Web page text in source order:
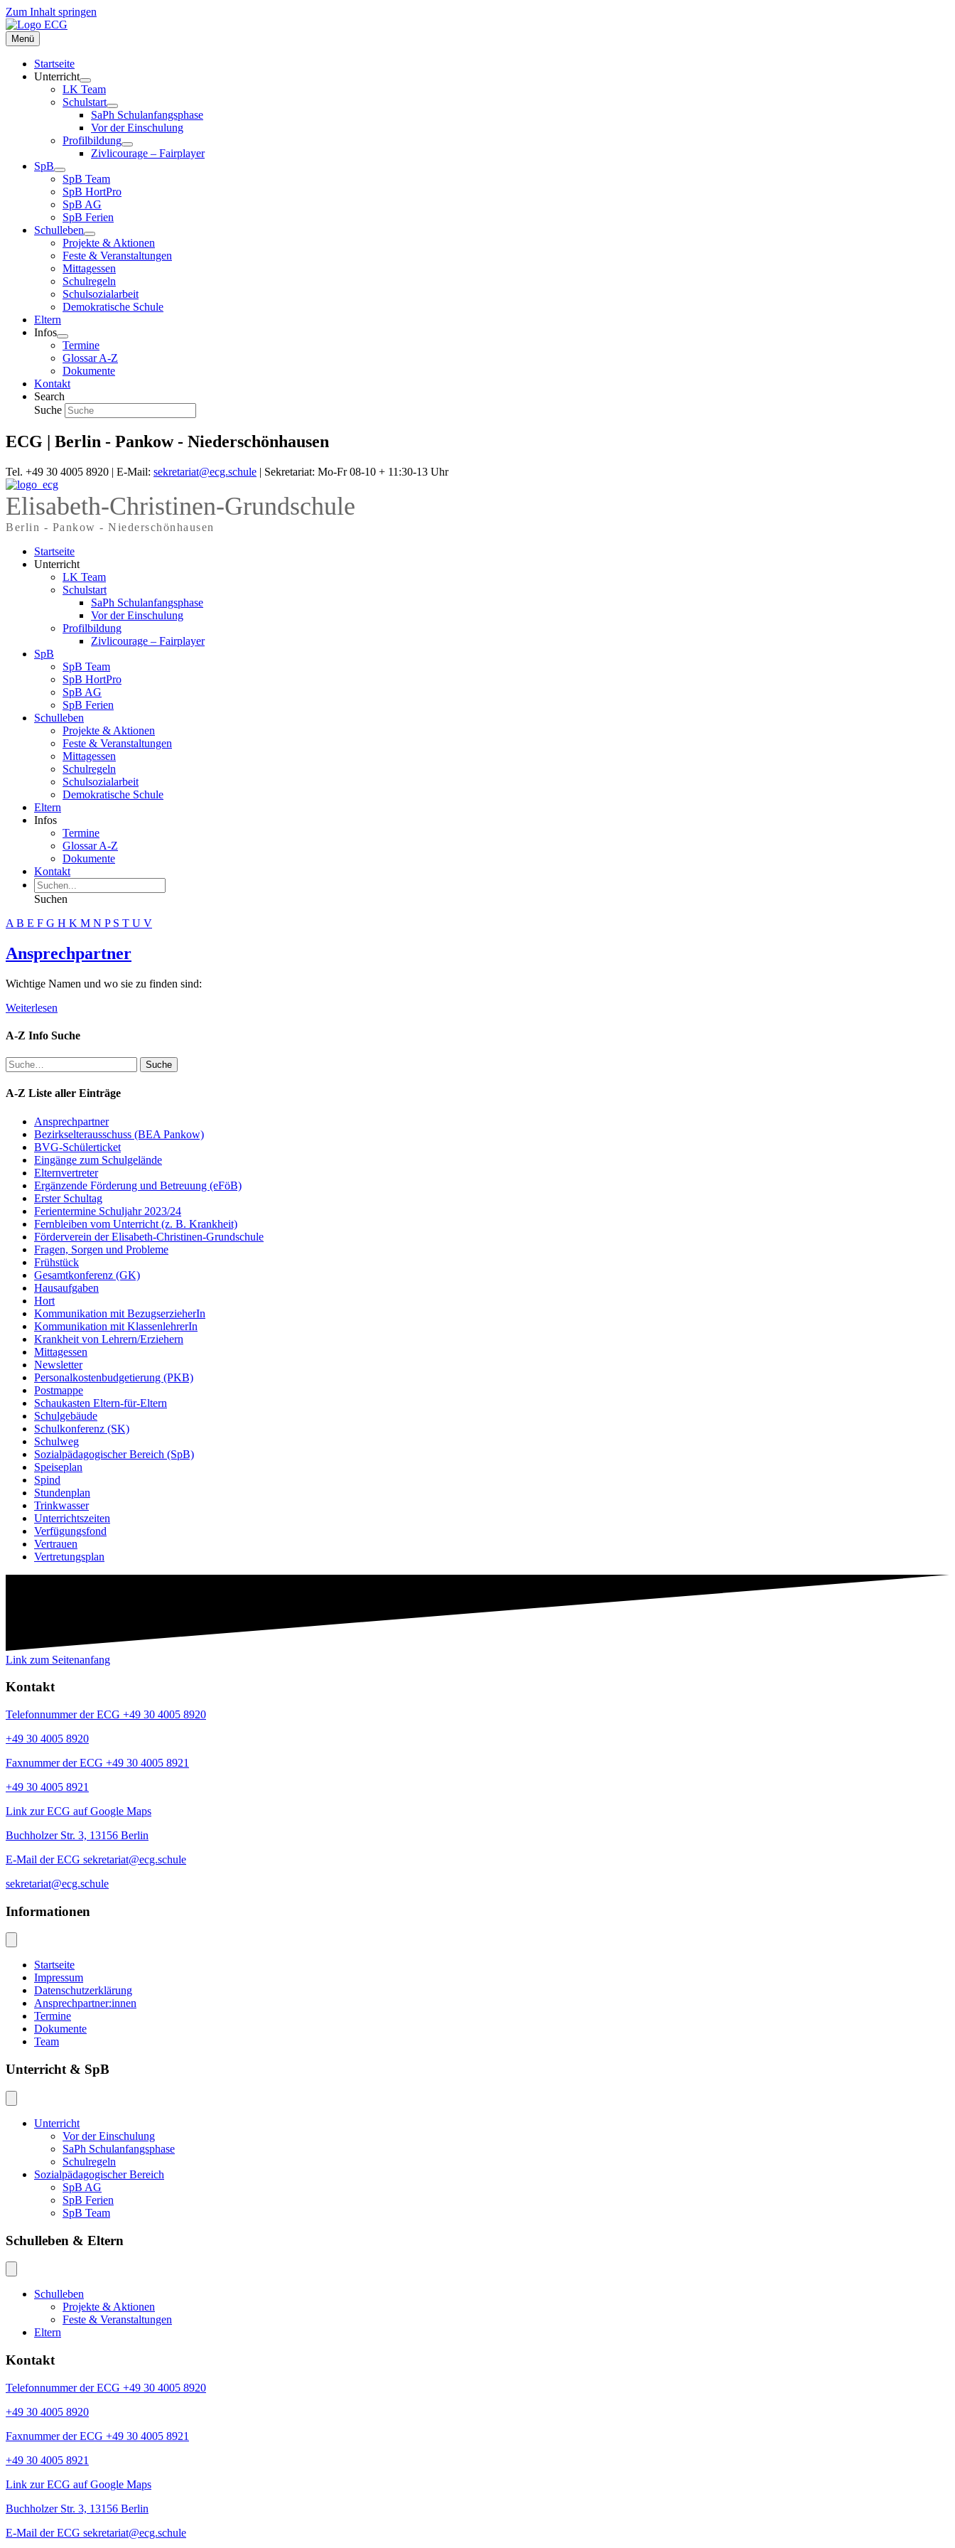
Zum Inhalt springen
Menü
Startseite
Unterricht
LK Team
Schulstart
SaPh Schulanfangsphase
Vor der Einschulung
Profilbildung
Zivlicourage – Fairplayer
SpB
SpB Team
SpB HortPro
SpB AG
SpB Ferien
Schulleben
Projekte & Aktionen
Feste & Veranstaltungen
Mittagessen
Schulregeln
Schulsozialarbeit
Demokratische Schule
Eltern
Infos
Termine
Glossar A-Z
Dokumente
Kontakt
Search
Suche
ECG | Berlin - Pankow - Niederschönhausen
Tel. +49 30 4005 8920 | E-Mail: sekretariat@ecg.schule | Sekretariat: Mo-Fr 08-10 + 11:30-13 Uhr
Elisabeth-Christinen-Grundschule
Berlin - Pankow - Niederschönhausen
Startseite
Unterricht
LK Team
Schulstart
SaPh Schulanfangsphase
Vor der Einschulung
Profilbildung
Zivlicourage – Fairplayer
SpB
SpB Team
SpB HortPro
SpB AG
SpB Ferien
Schulleben
Projekte & Aktionen
Feste & Veranstaltungen
Mittagessen
Schulregeln
Schulsozialarbeit
Demokratische Schule
Eltern
Infos
Termine
Glossar A-Z
Dokumente
Kontakt
Suchen
A B E F G H K M N P S T U V
Ansprechpartner
Wichtige Namen und wo sie zu finden sind:
Weiterlesen
A-Z Info Suche
Suche Suche
A-Z Liste aller Einträge
Ansprechpartner
Bezirkselterausschuss (BEA Pankow)
BVG-Schülerticket
Eingänge zum Schulgelände
Elternvertreter
Ergänzende Förderung und Betreuung (eFöB)
Erster Schultag
Ferientermine Schuljahr 2023/24
Fernbleiben vom Unterricht (z. B. Krankheit)
Förderverein der Elisabeth-Christinen-Grundschule
Fragen, Sorgen und Probleme
Frühstück
Gesamtkonferenz (GK)
Hausaufgaben
Hort
Kommunikation mit BezugserzieherIn
Kommunikation mit KlassenlehrerIn
Krankheit von Lehrern/Erziehern
Mittagessen
Newsletter
Personalkostenbudgetierung (PKB)
Postmappe
Schaukasten Eltern-für-Eltern
Schulgebäude
Schulkonferenz (SK)
Schulweg
Sozialpädagogischer Bereich (SpB)
Speiseplan
Spind
Stundenplan
Trinkwasser
Unterrichtszeiten
Verfügungsfond
Vertrauen
Vertretungsplan
Link zum Seitenanfang
Kontakt
Telefonnummer der ECG +49 30 4005 8920
+49 30 4005 8920
Faxnummer der ECG +49 30 4005 8921
+49 30 4005 8921
Link zur ECG auf Google Maps
Buchholzer Str. 3, 13156 Berlin
E-Mail der ECG sekretariat@ecg.schule
sekretariat@ecg.schule
Informationen
Startseite
Impressum
Datenschutzerklärung
Ansprechpartner:innen
Termine
Dokumente
Team
Unterricht & SpB
Unterricht
Vor der Einschulung
SaPh Schulanfangsphase
Schulregeln
Sozialpädagogischer Bereich
SpB AG
SpB Ferien
SpB Team
Schulleben & Eltern
Schulleben
Projekte & Aktionen
Feste & Veranstaltungen
Eltern
Kontakt
Telefonnummer der ECG +49 30 4005 8920
+49 30 4005 8920
Faxnummer der ECG +49 30 4005 8921
+49 30 4005 8921
Link zur ECG auf Google Maps
Buchholzer Str. 3, 13156 Berlin
E-Mail der ECG sekretariat@ecg.schule